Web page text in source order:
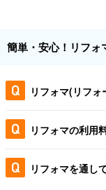
簡単・安心！リフォ
リフォマ(リフォ
リフォマの利用
リフォマを通し